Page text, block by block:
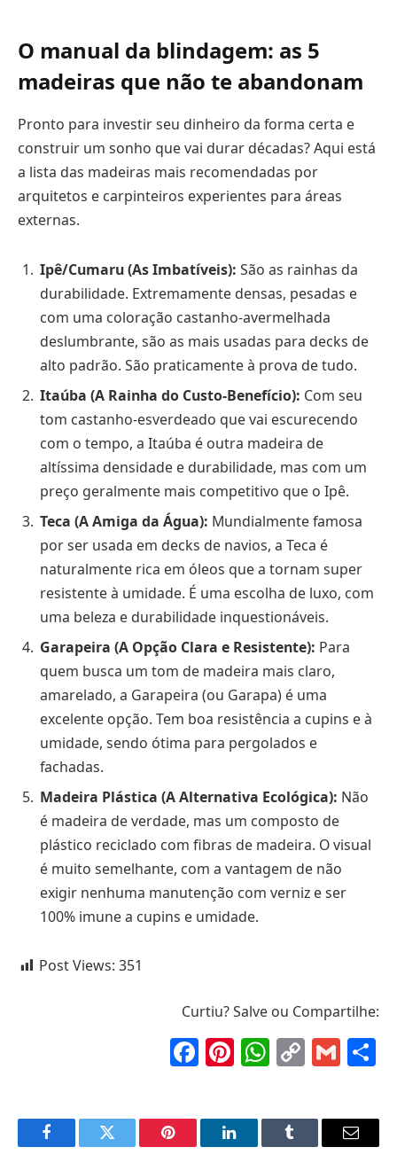
O manual da blindagem: as 5
madeiras que não te abandonam
Pronto para investir seu dinheiro da forma certa e
construir um sonho que vai durar décadas? Aqui está
a lista das madeiras mais recomendadas por
arquitetos e carpinteiros experientes para áreas
externas.
Ipê/Cumaru (As Imbatíveis): São as rainhas da
durabilidade. Extremamente densas, pesadas e
com uma coloração castanho-avermelhada
deslumbrante, são as mais usadas para decks de
alto padrão. São praticamente à prova de tudo.
Itaúba (A Rainha do Custo-Benefício): Com seu
tom castanho-esverdeado que vai escurecendo
com o tempo, a Itaúba é outra madeira de
altíssima densidade e durabilidade, mas com um
preço geralmente mais competitivo que o Ipê.
Teca (A Amiga da Água): Mundialmente famosa
por ser usada em decks de navios, a Teca é
naturalmente rica em óleos que a tornam super
resistente à umidade. É uma escolha de luxo, com
uma beleza e durabilidade inquestionáveis.
Garapeira (A Opção Clara e Resistente): Para
quem busca um tom de madeira mais claro,
amarelado, a Garapeira (ou Garapa) é uma
excelente opção. Tem boa resistência a cupins e à
umidade, sendo ótima para pergolados e
fachadas.
Madeira Plástica (A Alternativa Ecológica): Não
é madeira de verdade, mas um composto de
plástico reciclado com fibras de madeira. O visual
é muito semelhante, com a vantagem de não
exigir nenhuma manutenção com verniz e ser
100% imune a cupins e umidade.
Post Views: 351
Curtiu? Salve ou Compartilhe:
Facebook
Pinterest
Copy
FacebookTwitter Pinterest LinkedInTumblr Email